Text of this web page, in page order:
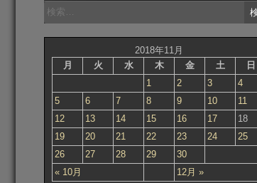
検
索:
2018年11月
月
火 水 木 金 土 日
« 10月 12月 »
1 2 3
4
5
6 7 8 9 10
11
12
13 14 15 16 17
18
19
20 21 22 23 24
25
26
27 28 29 30